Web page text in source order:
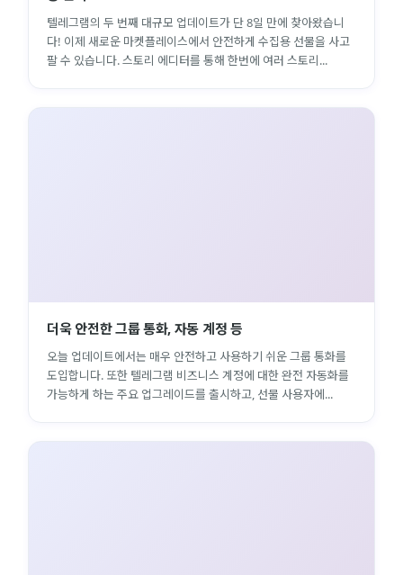
텔레그램의 두 번째 대규모 업데이트가 단 8일 만에 찾아왔습니
다! 이제 새로운 마켓플레이스에서 안전하게 수집용 선물을 사고
팔 수 있습니다. 스토리 에디터를 통해 한번에 여러 스토리...
더욱 안전한 그룹 통화, 자동 계정 등
오늘 업데이트에서는 매우 안전하고 사용하기 쉬운 그룹 통화를
도입합니다. 또한 텔레그램 비즈니스 계정에 대한 완전 자동화를
가능하게 하는 주요 업그레이드를 출시하고, 선물 사용자에...